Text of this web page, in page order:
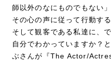
師以外のなにものでもない
その心の声に従って行動する
そして観客である私達に、
自分でわかっていますか？
ぶさんが『The Actor/